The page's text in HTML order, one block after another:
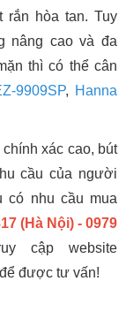
hòa tan. Tuy
nâng cao và đa
thì có thể cân
9909SP, Hanna
xác cao, bút
cầu của người
có nhu cầu mua
(Hà Nội) - 0979
cập website
để được tư vấn!